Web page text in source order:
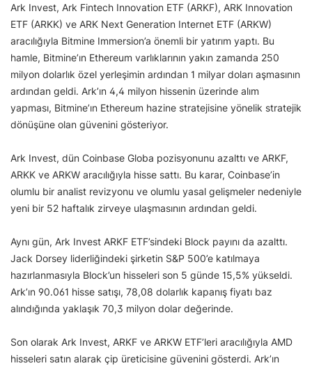
Ark Invest, Ark Fintech Innovation ETF (ARKF), ARK Innovation
ETF (ARKK) ve ARK Next Generation Internet ETF (ARKW)
aracılığıyla Bitmine Immersion’a önemli bir yatırım yaptı. Bu
hamle, Bitmine’ın Ethereum varlıklarının yakın zamanda 250
milyon dolarlık özel yerleşimin ardından 1 milyar doları aşmasının
ardından geldi. Ark’ın 4,4 milyon hissenin üzerinde alım
yapması, Bitmine’ın Ethereum hazine stratejisine yönelik stratejik
dönüşüne olan güvenini gösteriyor.
Ark Invest, dün Coinbase Globa pozisyonunu azalttı ve ARKF,
ARKK ve ARKW aracılığıyla hisse sattı. Bu karar, Coinbase’in
olumlu bir analist revizyonu ve olumlu yasal gelişmeler nedeniyle
yeni bir 52 haftalık zirveye ulaşmasının ardından geldi.
Aynı gün, Ark Invest ARKF ETF’sindeki Block payını da azalttı.
Jack Dorsey liderliğindeki şirketin S&P 500’e katılmaya
hazırlanmasıyla Block’un hisseleri son 5 günde 15,5% yükseldi.
Ark’ın 90.061 hisse satışı, 78,08 dolarlık kapanış fiyatı baz
alındığında yaklaşık 70,3 milyon dolar değerinde.
Son olarak Ark Invest, ARKF ve ARKW ETF’leri aracılığıyla AMD
hisseleri satın alarak çip üreticisine güvenini gösterdi. Ark’ın